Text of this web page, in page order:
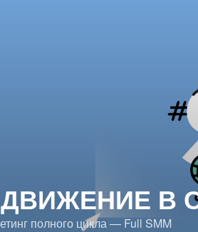
В
полного цикла — Full SMM